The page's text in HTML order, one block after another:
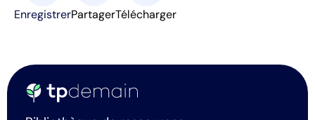
EnregistrerPartagerTélécharger